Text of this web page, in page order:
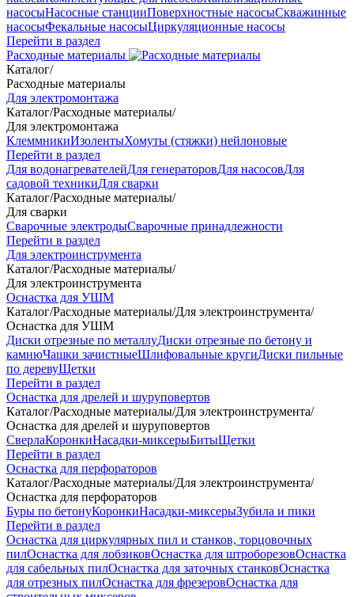
насосыНасосные станцииПоверхностные насосыСкважинные
насосыФекальные насосыЦиркуляционные насосы
Перейти в раздел
Расходные материалы
Каталог/
Расходные материалы
Для электромонтажа
Каталог/Расходные материалы/
Для электромонтажа
КлеммникиИзолентыХомуты (стяжки) нейлоновые
Перейти в раздел
Для водонагревателейДля генераторовДля насосовДля
садовой техникиДля сварки
Каталог/Расходные материалы/
Для сварки
Сварочные электродыСварочные принадлежности
Перейти в раздел
Для электроинструмента
Каталог/Расходные материалы/
Для электроинструмента
Оснастка для УШМ
Каталог/Расходные материалы/Для электроинструмента/
Оснастка для УШМ
Диски отрезные по металлуДиски отрезные по бетону и
камнюЧашки зачистныеШлифовальные кругиДиски пильные
по деревуЩетки
Перейти в раздел
Оснастка для дрелей и шуруповертов
Каталог/Расходные материалы/Для электроинструмента/
Оснастка для дрелей и шуруповертов
СверлаКоронкиНасадки-миксерыБитыЩетки
Перейти в раздел
Оснастка для перфораторов
Каталог/Расходные материалы/Для электроинструмента/
Оснастка для перфораторов
Буры по бетонуКоронкиНасадки-миксерыЗубила и пики
Перейти в раздел
Оснастка для циркулярных пил и станков, торцовочных
пилОснастка для лобзиковОснастка для штроборезовОснастка
для сабельных пилОснастка для заточных станковОснастка
для отрезных пилОснастка для фрезеровОснастка для